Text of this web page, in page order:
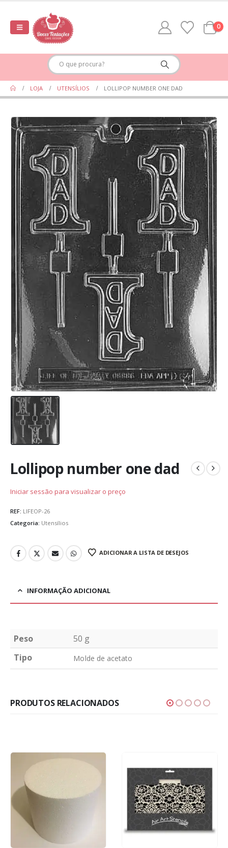
0
LOJA UTENSÍLIOS LOLLIPOP NUMBER ONE DAD
Lollipop number one dad
Iniciar sessão para visualizar o preço
REF: LIFEOP-26
Categoria: Utensílios
ADICIONAR A LISTA DE DESEJOS
INFORMAÇÃO ADICIONAL
Peso
50 g
Tipo
Molde de acetato
PRODUTOS RELACIONADOS